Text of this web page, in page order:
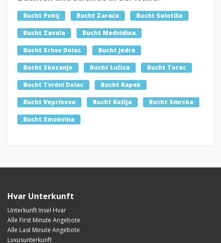
Bucht Pobij Bucht Zaraća Bucht Solotiša
Bucht Zavala Bucht Medvidina
Bucht Srhov Dolac Bucht Jedra
Bucht Skozanje Bucht Lučica Bucht Torac
Bucht Tvrdni Dolac Bucht Rapak
Bucht Veprinova Bucht Kožija Bucht Smrska
Bucht Smokvina
Hvar Unterkunft
Unterkunft Insel Hvar
Alle First Minute Angebote
Alle Last Minute Angebote
Luxusunterkunft